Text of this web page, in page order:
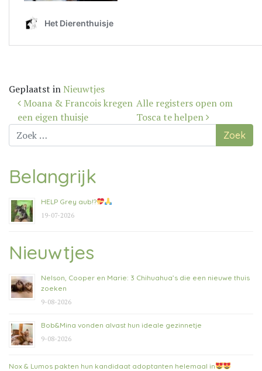
Geplaatst in Nieuwtjes
Bericht
navigatie
Moana & Francois kregen
een eigen thuisje
Alle registers open om
Tosca te helpen
Zoek
naar:
Belangrijk
HELP Grey aub!?
19-07-2026
Nieuwtjes
Nelson, Cooper en Marie: 3 Chihuahua’s die een nieuwe thuis
zoeken
9-08-2026
Bob&Mina vonden alvast hun ideale gezinnetje
9-08-2026
Nox & Lumos pakten hun kandidaat adoptanten helemaal in